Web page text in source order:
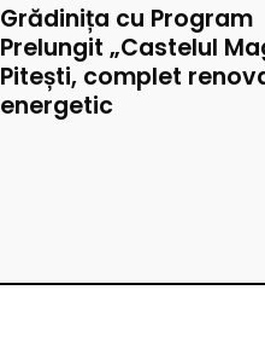
Grădinița cu Program
Prelungit „Castelul
Pitești, complet
energetic